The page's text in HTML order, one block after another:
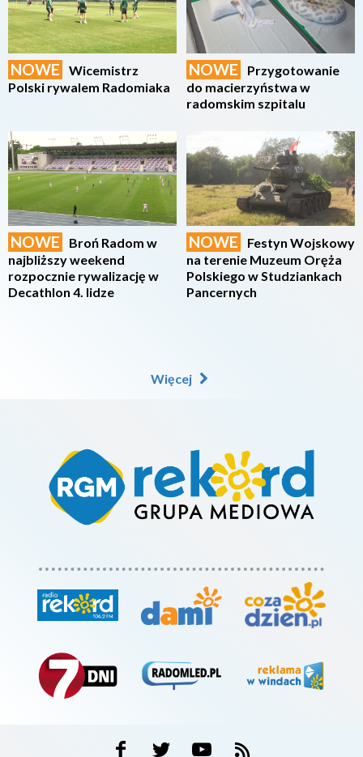
NOWE
Wicemistrz
Polski rywalem Radomiaka
2026-08-07
NOWE
Broń Radom w
najbliższy weekend
rozpocznie rywalizację w
Decathlon 4. lidze
NOWE
Przygotowanie
do macierzyństwa w
radomskim szpitalu
NOWE
Festyn Wojskowy
na terenie Muzeum Oręża
Polskiego w Studziankach
Pancernych
Więcej